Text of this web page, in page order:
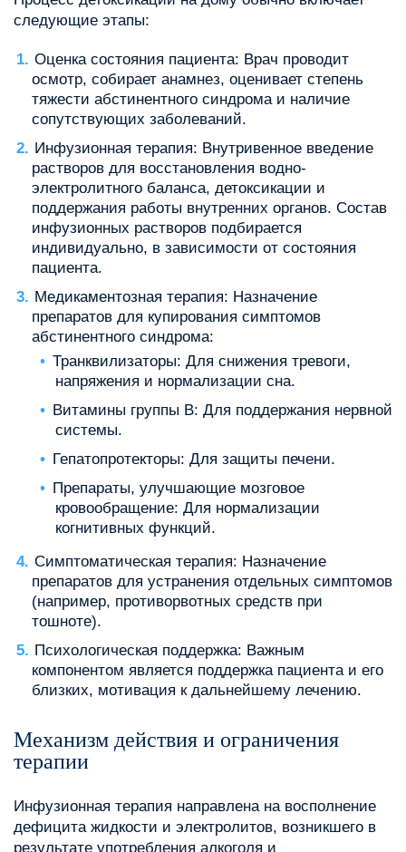
следующие этапы:
Оценка состояния пациента: Врач проводит
осмотр, собирает анамнез, оценивает степень
тяжести абстинентного синдрома и наличие
сопутствующих заболеваний.
Инфузионная терапия: Внутривенное введение
растворов для восстановления водно-
электролитного баланса, детоксикации и
поддержания работы внутренних органов. Состав
инфузионных растворов подбирается
индивидуально, в зависимости от состояния
пациента.
Медикаментозная терапия: Назначение
препаратов для купирования симптомов
абстинентного синдрома:
Транквилизаторы: Для снижения тревоги,
напряжения и нормализации сна.
Витамины группы B: Для поддержания нервной
системы.
Гепатопротекторы: Для защиты печени.
Препараты, улучшающие мозговое
кровообращение: Для нормализации
когнитивных функций.
Симптоматическая терапия: Назначение
препаратов для устранения отдельных симптомов
(например, противорвотных средств при
тошноте).
Психологическая поддержка: Важным
компонентом является поддержка пациента и его
близких, мотивация к дальнейшему лечению.
Механизм действия и ограничения
терапии
Инфузионная терапия направлена на восполнение
дефицита жидкости и электролитов, возникшего в
результате употребления алкоголя и